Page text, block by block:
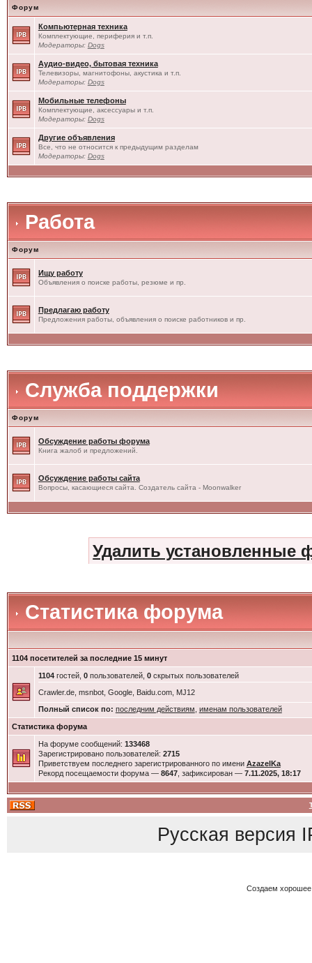
Форум
Компьютерная техника
Комплектующие, периферия и т.п.
Модераторы: Dogs
Аудио-видео, бытовая техника
Телевизоры, магнитофоны, акустика и т.п.
Модераторы: Dogs
Мобильные телефоны
Комплектующие, аксессуары и т.п.
Модераторы: Dogs
Другие объявления
Все, что не относится к предыдущим разделам
Модераторы: Dogs
Работа
Форум
Ищу работу
Объявления о поиске работы, резюме и пр.
Предлагаю работу
Предложения работы, объявления о поиске работников и пр.
Служба поддержки
Форум
Обсуждение работы форума
Книга жалоб и предложений.
Обсуждение работы сайта
Вопросы, касающиеся сайта. Создатель сайта - Moonwalker
Удалить установленные
Статистика форума
1104 посетителей за последние 15 минут
1104гостей, 0пользователей, 0скрытых пользователей
Crawler.de, msnbot, Google, Baidu.com, MJ12
Полный список по: последним действиям именам пользователей
Статистика форума
На форуме сообщений: 133468
Зарегистрировано пользователей: 2715
Приветствуем последнего зарегистрированного по имени AzazelKa
Рекорд посещаемости форума — 8647, зафиксирован — 7.11.2025, 18:17
Русская версия
Создаем